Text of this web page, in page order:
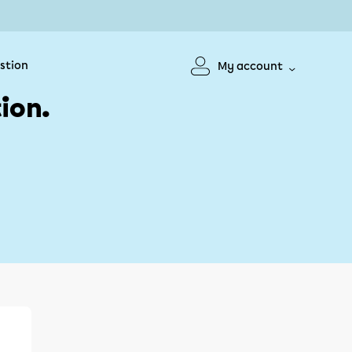
My account